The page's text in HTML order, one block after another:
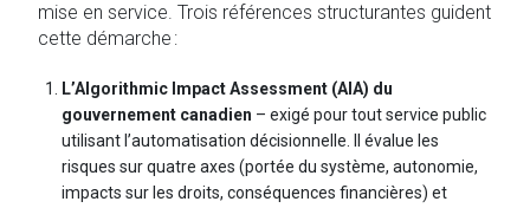
mise en service. Trois références structurantes guident
cette démarche :
L’Algorithmic Impact Assessment (AIA) du
gouvernement canadien – exigé pour tout service public
utilisant l’automatisation décisionnelle. Il évalue les
risques sur quatre axes (portée du système, autonomie,
impacts sur les droits, conséquences financières) et